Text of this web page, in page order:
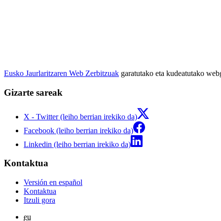
Eusko Jaurlaritzaren Web Zerbitzuak garatutako eta kudeatutako
Gizarte sareak
X - Twitter (leiho berrian irekiko da)
Facebook (leiho berrian irekiko da)
Linkedin (leiho berrian irekiko da)
Kontaktua
Versión en español
Kontaktua
Itzuli gora
eu